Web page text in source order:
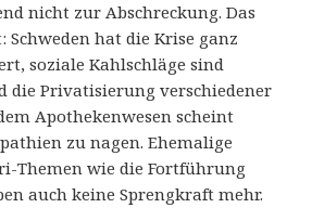
nicht zur Abschreckung. Das
hat die Krise ganz
soziale Kahlschläge sind
die Privatisierung verschiedener
Apothekenwesen scheint
zu nagen. Ehemalige
Themen wie die Fortführung
auch keine Sprengkraft mehr.